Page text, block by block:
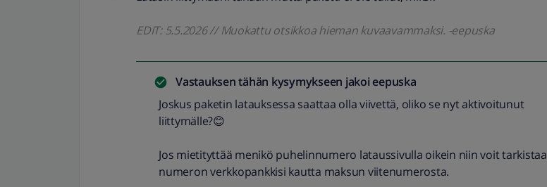
EDIT: 5.5.2026 // Muokattu otsikkoa hieman kuvaavammaksi. -eepuska
Vastauksen tähän kysymykseen jakoi eepuska
Joskus paketin latauksessa saattaa olla viivettä, oliko se nyt aktivoitunut
liittymälle?😊
Jos mietityttää menikö puhelinnumero lataussivulla oikein niin voit tarkistaa
numeron verkkopankkisi kautta maksun viitenumerosta.